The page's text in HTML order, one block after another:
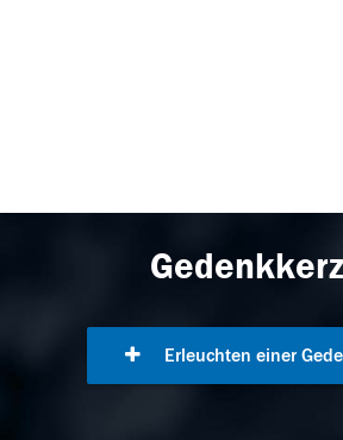
Erleuchten einer